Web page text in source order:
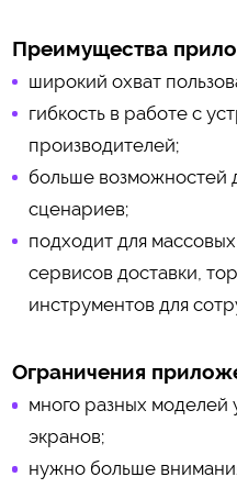
Преимущества
широкий охват
гибкость в работе с
производителей;
больше возможностей
сценариев;
подходит для
сервисов доставки,
инструментов для
Ограничения
много разных моделей
экранов;
нужно больше